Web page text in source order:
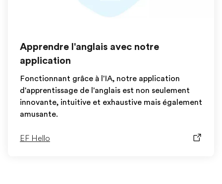
Apprendre l'anglais avec notre
application
Fonctionnant grâce à l'IA, notre application
d'apprentissage de l'anglais est non seulement
innovante, intuitive et exhaustive mais également
amusante.
EF Hello